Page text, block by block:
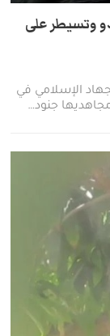
وتسيطر على
الإسلامي في
جنود…